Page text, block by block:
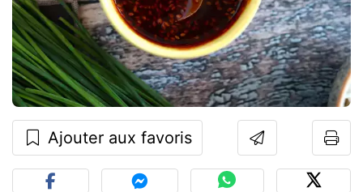
Ajouter aux favoris